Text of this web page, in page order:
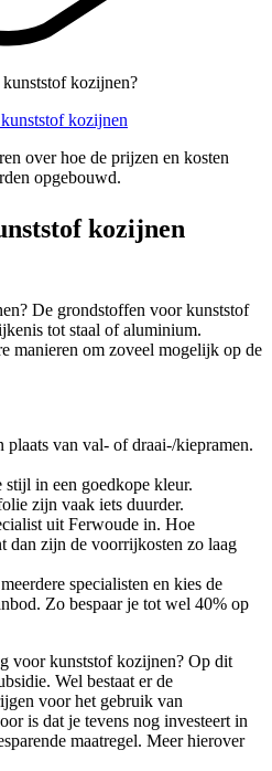
kozijnen?
kozijnen
over hoe de prijzen en kosten
opgebouwd.
kozijnen
De grondstoffen voor kunststof
tot staal of aluminium.
manieren om zoveel mogelijk op de
plaats van val- of draai-/kiepramen.
in een goedkope kleur.
zijn vaak iets duurder.
uit Ferwoude in. Hoe
dan zijn de voorrijkosten zo laag
specialisten en kies de
Zo bespaar je tot wel 40% op
voor kunststof kozijnen? Op dit
Wel bestaat er de
voor het gebruik van
is dat je tevens nog investeert in
maatregel. Meer hierover